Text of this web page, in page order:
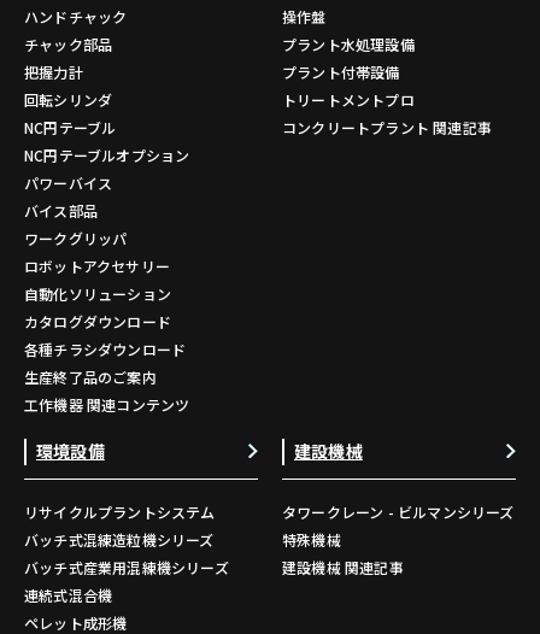
ハンドチャック
チャック部品
把握力計
回転シリンダ
NC円テーブル
NC円テーブルオプション
パワーバイス
バイス部品
ワークグリッパ
ロボットアクセサリー
自動化ソリューション
カタログダウンロード
各種チラシダウンロード
生産終了品のご案内
工作機器 関連コンテンツ
操作盤
プラント水処理設備
プラント付帯設備
トリートメントプロ
コンクリートプラント 関連記事
環境設備
リサイクルプラントシステム
バッチ式混練造粒機シリーズ
バッチ式産業用混練機シリーズ
連続式混合機
ペレット成形機
建設機械
タワークレーン - ビルマンシリーズ
特殊機械
建設機械 関連記事